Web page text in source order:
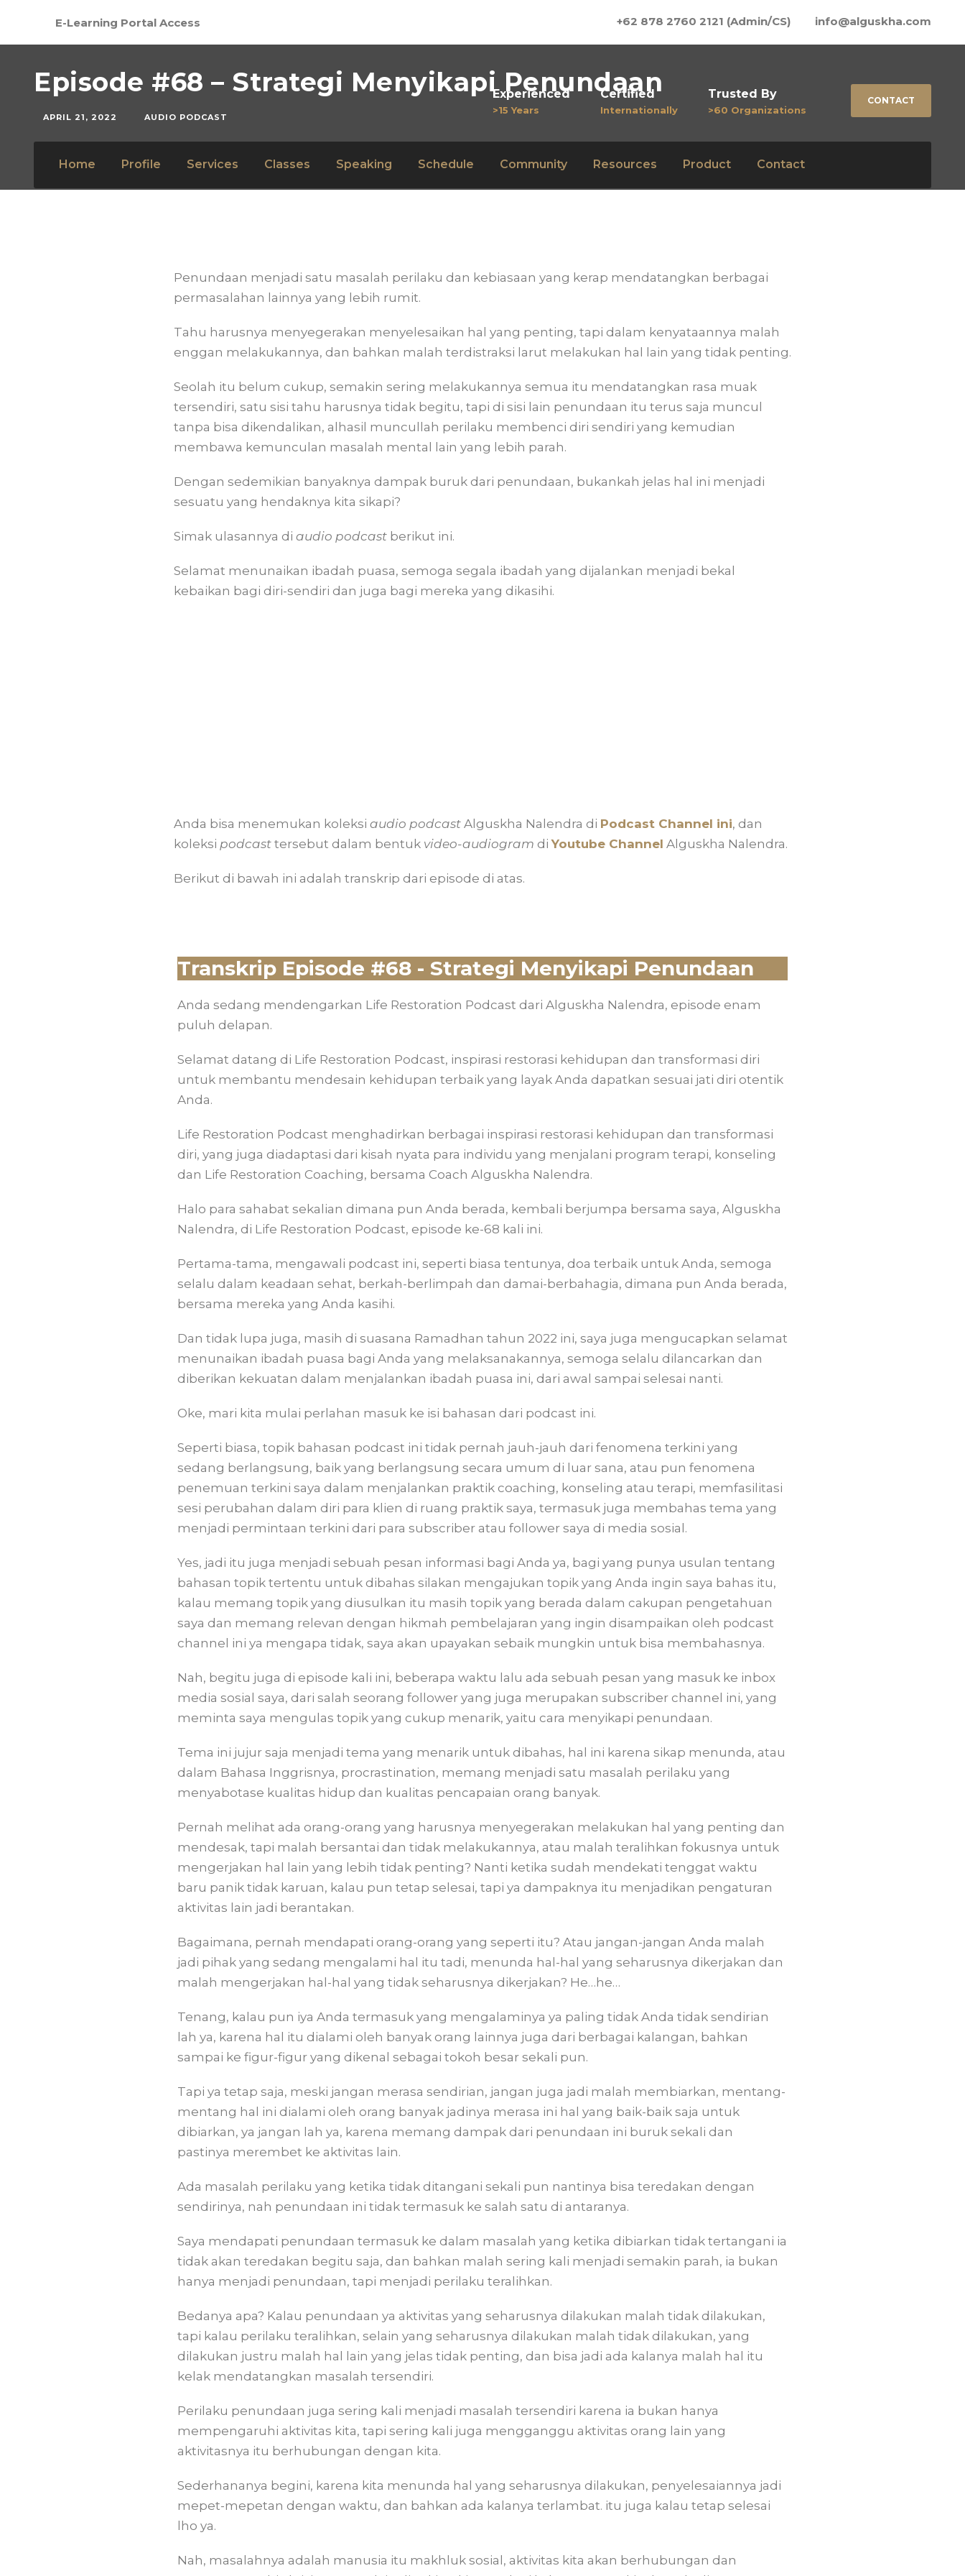
E-Learning Portal Access +62 878 2760 2121 (Admin/CS) info@alguskha.com
Experienced
>15 Years
Certified
Internationally
Trusted By
>60 Organizations
CONTACT
Home Profile Services Classes Speaking Schedule Community Resources Product Contact
Episode #68 – Strategi Menyikapi Penundaan
APRIL 21, 2022 AUDIO PODCAST
Penundaan menjadi satu masalah perilaku dan kebiasaan yang kerap mendatangkan berbagai
permasalahan lainnya yang lebih rumit.
Tahu harusnya menyegerakan menyelesaikan hal yang penting, tapi dalam kenyataannya malah
enggan melakukannya, dan bahkan malah terdistraksi larut melakukan hal lain yang tidak penting.
Seolah itu belum cukup, semakin sering melakukannya semua itu mendatangkan rasa muak
tersendiri, satu sisi tahu harusnya tidak begitu, tapi di sisi lain penundaan itu terus saja muncul
tanpa bisa dikendalikan, alhasil muncullah perilaku membenci diri sendiri yang kemudian
membawa kemunculan masalah mental lain yang lebih parah.
Dengan sedemikian banyaknya dampak buruk dari penundaan, bukankah jelas hal ini menjadi
sesuatu yang hendaknya kita sikapi?
Simak ulasannya di audio podcast berikut ini.
Selamat menunaikan ibadah puasa, semoga segala ibadah yang dijalankan menjadi bekal
kebaikan bagi diri-sendiri dan juga bagi mereka yang dikasihi.
Anda bisa menemukan koleksi audio podcast Alguskha Nalendra di Podcast Channel ini, dan
koleksi podcast tersebut dalam bentuk video-audiogram diYoutube Channel Alguskha Nalendra.
Berikut di bawah ini adalah transkrip dari episode di atas.
Transkrip Episode #68 - Strategi Menyikapi Penundaan
Anda sedang mendengarkan Life Restoration Podcast dari Alguskha Nalendra, episode enam
puluh delapan.
Selamat datang di Life Restoration Podcast, inspirasi restorasi kehidupan dan transformasi diri
untuk membantu mendesain kehidupan terbaik yang layak Anda dapatkan sesuai jati diri otentik
Anda.
Life Restoration Podcast menghadirkan berbagai inspirasi restorasi kehidupan dan transformasi
diri, yang juga diadaptasi dari kisah nyata para individu yang menjalani program terapi, konseling
dan Life Restoration Coaching, bersama Coach Alguskha Nalendra.
Halo para sahabat sekalian dimana pun Anda berada, kembali berjumpa bersama saya, Alguskha
Nalendra, di Life Restoration Podcast, episode ke-68 kali ini.
Pertama-tama, mengawali podcast ini, seperti biasa tentunya, doa terbaik untuk Anda, semoga
selalu dalam keadaan sehat, berkah-berlimpah dan damai-berbahagia, dimana pun Anda berada,
bersama mereka yang Anda kasihi.
Dan tidak lupa juga, masih di suasana Ramadhan tahun 2022 ini, saya juga mengucapkan selamat
menunaikan ibadah puasa bagi Anda yang melaksanakannya, semoga selalu dilancarkan dan
diberikan kekuatan dalam menjalankan ibadah puasa ini, dari awal sampai selesai nanti.
Oke, mari kita mulai perlahan masuk ke isi bahasan dari podcast ini.
Seperti biasa, topik bahasan podcast ini tidak pernah jauh-jauh dari fenomena terkini yang
sedang berlangsung, baik yang berlangsung secara umum di luar sana, atau pun fenomena
penemuan terkini saya dalam menjalankan praktik coaching, konseling atau terapi, memfasilitasi
sesi perubahan dalam diri para klien di ruang praktik saya, termasuk juga membahas tema yang
menjadi permintaan terkini dari para subscriber atau follower saya di media sosial.
Yes, jadi itu juga menjadi sebuah pesan informasi bagi Anda ya, bagi yang punya usulan tentang
bahasan topik tertentu untuk dibahas silakan mengajukan topik yang Anda ingin saya bahas itu,
kalau memang topik yang diusulkan itu masih topik yang berada dalam cakupan pengetahuan
saya dan memang relevan dengan hikmah pembelajaran yang ingin disampaikan oleh podcast
channel ini ya mengapa tidak, saya akan upayakan sebaik mungkin untuk bisa membahasnya.
Nah, begitu juga di episode kali ini, beberapa waktu lalu ada sebuah pesan yang masuk ke inbox
media sosial saya, dari salah seorang follower yang juga merupakan subscriber channel ini, yang
meminta saya mengulas topik yang cukup menarik, yaitu cara menyikapi penundaan.
Tema ini jujur saja menjadi tema yang menarik untuk dibahas, hal ini karena sikap menunda, atau
dalam Bahasa Inggrisnya, procrastination, memang menjadi satu masalah perilaku yang
menyabotase kualitas hidup dan kualitas pencapaian orang banyak.
Pernah melihat ada orang-orang yang harusnya menyegerakan melakukan hal yang penting dan
mendesak, tapi malah bersantai dan tidak melakukannya, atau malah teralihkan fokusnya untuk
mengerjakan hal lain yang lebih tidak penting? Nanti ketika sudah mendekati tenggat waktu
baru panik tidak karuan, kalau pun tetap selesai, tapi ya dampaknya itu menjadikan pengaturan
aktivitas lain jadi berantakan.
Bagaimana, pernah mendapati orang-orang yang seperti itu? Atau jangan-jangan Anda malah
jadi pihak yang sedang mengalami hal itu tadi, menunda hal-hal yang seharusnya dikerjakan dan
malah mengerjakan hal-hal yang tidak seharusnya dikerjakan? He…he…
Tenang, kalau pun iya Anda termasuk yang mengalaminya ya paling tidak Anda tidak sendirian
lah ya, karena hal itu dialami oleh banyak orang lainnya juga dari berbagai kalangan, bahkan
sampai ke figur-figur yang dikenal sebagai tokoh besar sekali pun.
Tapi ya tetap saja, meski jangan merasa sendirian, jangan juga jadi malah membiarkan, mentang-
mentang hal ini dialami oleh orang banyak jadinya merasa ini hal yang baik-baik saja untuk
dibiarkan, ya jangan lah ya, karena memang dampak dari penundaan ini buruk sekali dan
pastinya merembet ke aktivitas lain.
Ada masalah perilaku yang ketika tidak ditangani sekali pun nantinya bisa teredakan dengan
sendirinya, nah penundaan ini tidak termasuk ke salah satu di antaranya.
Saya mendapati penundaan termasuk ke dalam masalah yang ketika dibiarkan tidak tertangani ia
tidak akan teredakan begitu saja, dan bahkan malah sering kali menjadi semakin parah, ia bukan
hanya menjadi penundaan, tapi menjadi perilaku teralihkan.
Bedanya apa? Kalau penundaan ya aktivitas yang seharusnya dilakukan malah tidak dilakukan,
tapi kalau perilaku teralihkan, selain yang seharusnya dilakukan malah tidak dilakukan, yang
dilakukan justru malah hal lain yang jelas tidak penting, dan bisa jadi ada kalanya malah hal itu
kelak mendatangkan masalah tersendiri.
Perilaku penundaan juga sering kali menjadi masalah tersendiri karena ia bukan hanya
mempengaruhi aktivitas kita, tapi sering kali juga mengganggu aktivitas orang lain yang
aktivitasnya itu berhubungan dengan kita.
Sederhananya begini, karena kita menunda hal yang seharusnya dilakukan, penyelesaiannya jadi
mepet-mepetan dengan waktu, dan bahkan ada kalanya terlambat. itu juga kalau tetap selesai
lho ya.
Nah, masalahnya adalah manusia itu makhluk sosial, aktivitas kita akan berhubungan dan